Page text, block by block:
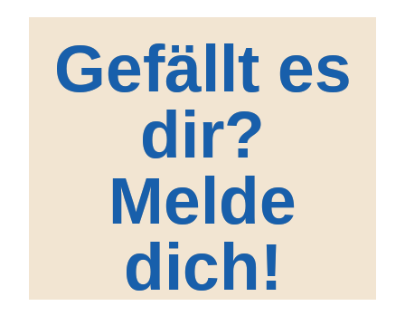
Gefällt es
dir?
Melde
dich!